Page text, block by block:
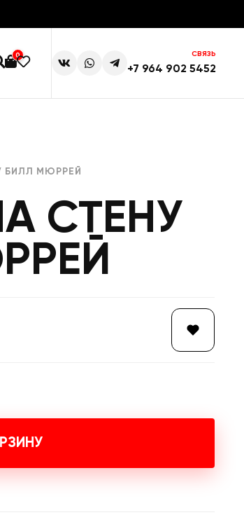
0 СВЯЗЬ
+7 964 902 5452
БИЛЛ МЮРРЕЙ
СТЕНУ